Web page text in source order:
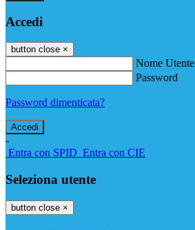
Accedi
button close ×
Nome Utente
Password
Password dimenticata?
-
Entra con SPID Entra con CIE
Seleziona utente
button close ×